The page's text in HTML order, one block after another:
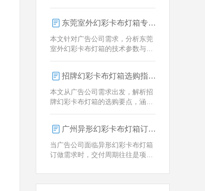
在动态效果与全天候耐用性上的专
业解决方案。
东莞室外幻彩卡布灯箱专业供应商技术解析
本文针对广告公司需求，分析东莞
室外幻彩卡布灯箱的技术参数与定
招牌幻彩卡布灯箱选购指南：广州广告公司专业视角
本文从广告公司需求出发，解析招
牌幻彩卡布灯箱的选购要点，涵盖
户提供专业解决方案。
广州异形幻彩卡布灯箱订做：广告人必看的交付周期决策指南
当广告公司面临异形幻彩卡布灯箱
订做需求时，交付周期往往是项目
过技术预配与柔性生产体系，将定
制周期压缩至行业领先水平？